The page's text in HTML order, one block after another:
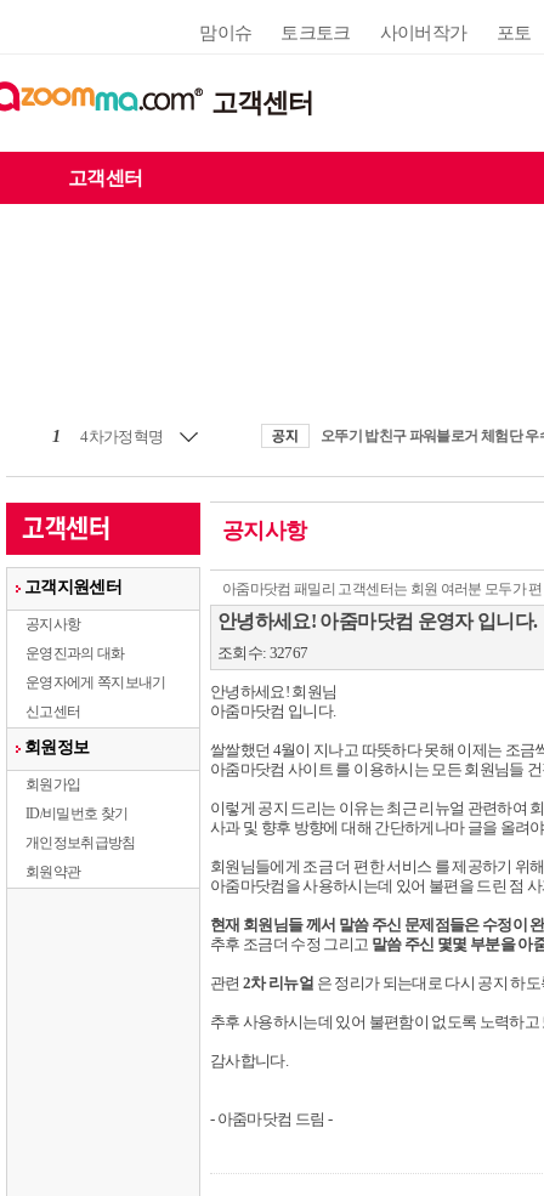
맘이슈 토크토크 사이버작가 포토
고객센터
고객센터
1 4차가정혁명
고객지원센터
공지사항
운영진과의 대화
운영자에게 쪽지보내기
신고센터
회원정보
회원가입
ID/비밀번호 찾기
개인정보취급방침
회원약관
공지사항
아줌마닷컴 패밀리 고객센터는 회원 여러분 모두가
안녕하세요! 아줌마닷컴 운영자 입니다.
조회수: 32767
안녕하세요! 회원님
아줌마닷컴 입니다.
쌀쌀했던 4월이 지나고 따뜻하다 못해 이제는 조금
아줌마닷컴 사이트 를 이용하시는 모든 회원님들
이렇게 공지 드리는 이유는 최근 리뉴얼 관련하여
사과 및 향후 방향에 대해 간단하게나마 글을 올려
회원님들에게 조금 더 편한 서비스 를 제공하기 위
아줌마닷컴을 사용하시는데 있어 불편을 드린 점
현재 회원님들 께서 말씀 주신 문제점들은 수정이
추후 조금더 수정 그리고 말씀 주신 몇몇 부분을 아
관련2차 리뉴얼 은 정리가 되는대로 다시 공지 하
추후 사용하시는데 있어 불편함이 없도록 노력하
감사합니다.
- 아줌마닷컴 드림 -